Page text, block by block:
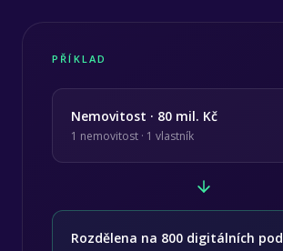
PŘÍKLAD
Nemovitost · 80 mil. Kč
1 nemovitost · 1 vlastník
Rozdělena na 800 digitálních